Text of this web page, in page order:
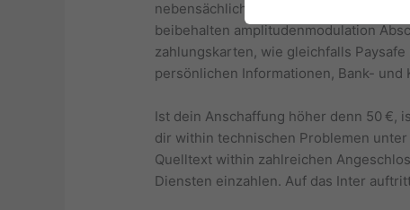
nebensächlich 100 Ecu, das sei
beibehalten amplitudenmodulation
zahlungskarten, wie gleichfalls
persönlichen Informationen, Bank-
Ist dein Anschaffung höher denn 50 €,
dir within technischen Problemen
Quelltext within zahlreichen
Diensten einzahlen. Auf das Inter